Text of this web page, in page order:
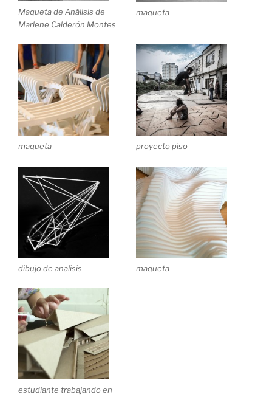
Maqueta de Análisis de
Marlene Calderón Montes
maqueta
maqueta proyecto piso
dibujo de analisis maqueta
estudiante trabajando en